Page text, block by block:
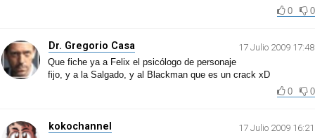
0
0
Dr. Gregorio Casa
17 Julio 2009 17:48
Que fiche ya a Felix el psicólogo de personaje
fijo, y a la Salgado, y al Blackman que es un crack xD
0
0
kokochannel
17 Julio 2009 16:21